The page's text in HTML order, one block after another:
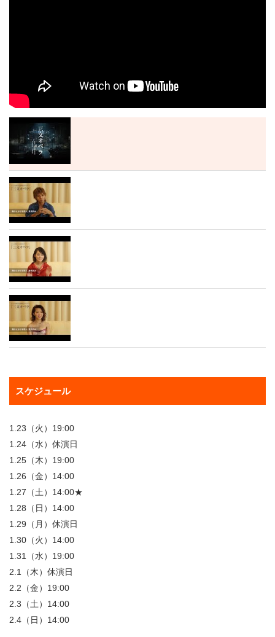
スケジュール
1.23（火）19:00
1.24（水）休演日
1.25（木）19:00
1.26（金）14:00
1.27（土）14:00★
1.28（日）14:00
1.29（月）休演日
1.30（火）14:00
1.31（水）19:00
2.1（木）休演日
2.2（金）19:00
2.3（土）14:00
2.4（日）14:00